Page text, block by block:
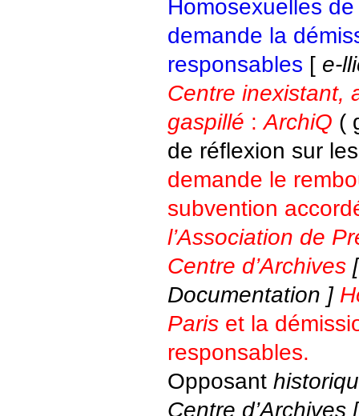
Homosexuelles
demande la
responsables [ e-
Centre inexistant,
gaspillé :ArchiQ (
de réflexion sur
demande le
subvention
l’Association de
Centre d’Archives[
Documentation ]
Pariset la
responsables.
Opposant
Centre d’Archives